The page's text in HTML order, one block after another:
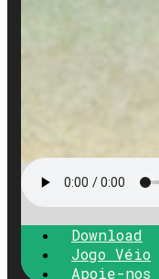
Download
Jogo Véio
Apoie-nos